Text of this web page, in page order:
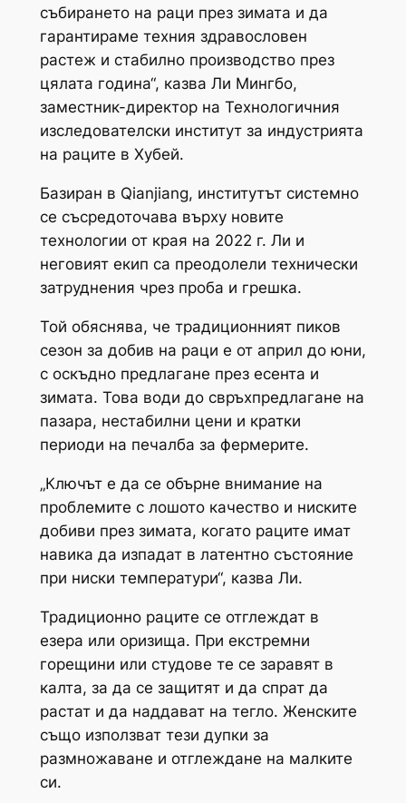
събирането на раци през зимата и да
гарантираме техния здравословен
растеж и стабилно производство през
цялата година“, казва Ли Мингбо,
заместник-директор на Технологичния
изследователски институт за индустрията
на раците в Хубей.
Базиран в Qianjiang, институтът системно
се съсредоточава върху новите
технологии от края на 2022 г. Ли и
неговият екип са преодолели технически
затруднения чрез проба и грешка.
Той обяснява, че традиционният пиков
сезон за добив на раци е от април до юни,
с оскъдно предлагане през есента и
зимата. Това води до свръхпредлагане на
пазара, нестабилни цени и кратки
периоди на печалба за фермерите.
„Ключът е да се обърне внимание на
проблемите с лошото качество и ниските
добиви през зимата, когато раците имат
навика да изпадат в латентно състояние
при ниски температури“, казва Ли.
Традиционно раците се отглеждат в
езера или оризища. При екстремни
горещини или студове те се заравят в
калта, за да се защитят и да спрат да
растат и да наддават на тегло. Женските
също използват тези дупки за
размножаване и отглеждане на малките
си.